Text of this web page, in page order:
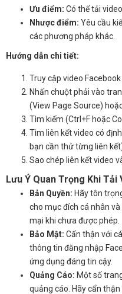
Ưu điểm: Có thể tải
Nhược điểm: Yêu cầu
các phương pháp khác.
Hướng dẫn chi tiết:
Truy cập video
Nhấn chuột phải vào
(View Page Source)
Tìm kiếm (Ctrl+F hoặc
Tìm liên kết video có
bạn cần thử từng liên
Sao chép liên kết video
Lưu Ý Quan Trọng Khi
Bản Quyền: Hãy tôn
cho mục đích cá nhân
mại khi chưa được phép.
Bảo Mật: Cẩn thận với
thông tin đăng nhập
ứng dụng đáng tin cậy.
Quảng Cáo: Một số
quảng cáo. Hãy cẩn